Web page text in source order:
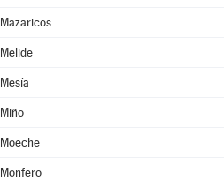
Mazaricos
Melide
Mesía
Miño
Moeche
Monfero